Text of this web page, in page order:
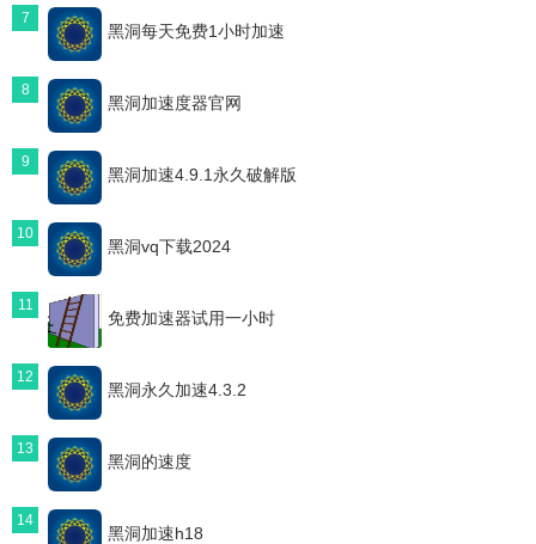
7
黑洞每天免费1小时加速
8
黑洞加速度器官网
9
黑洞加速4.9.1永久破解版
10
黑洞vq下载2024
11
免费加速器试用一小时
12
黑洞永久加速4.3.2
13
黑洞的速度
14
黑洞加速h18